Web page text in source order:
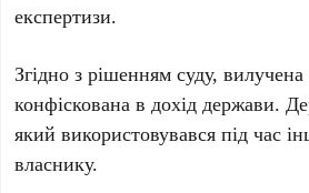
експертизи.
Згідно з рішенням суду,
конфіскована в дохід держави.
який використовувався під час
власнику.